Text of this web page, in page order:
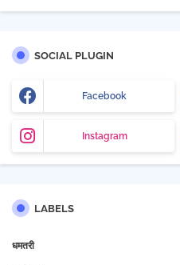
SOCIAL PLUGIN
Facebook
Instagram
LABELS
धमतरी